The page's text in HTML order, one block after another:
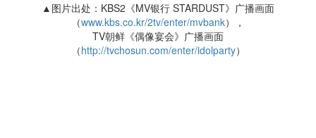
▲图片出处：KBS2《MV银行 STARDUST》广播画面
（www.kbs.co.kr/2tv/enter/mvbank），
TV朝鲜《偶像宴会》广播画面
（http://tvchosun.com/enter/idolparty）